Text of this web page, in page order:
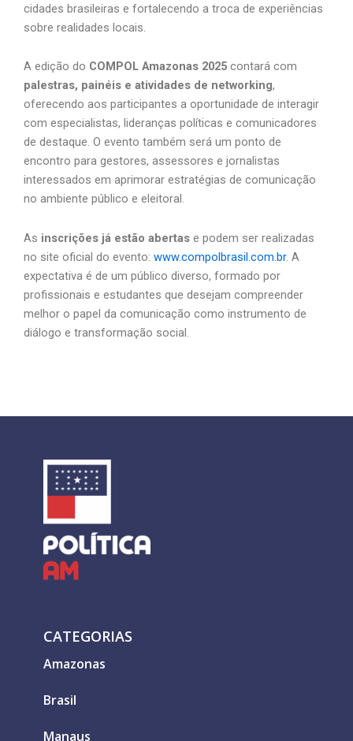
cidades brasileiras e fortalecendo a troca de experiências
sobre realidades locais.
A edição do COMPOL Amazonas 2025 contará com
palestras, painéis e atividades de networking,
oferecendo aos participantes a oportunidade de interagir
com especialistas, lideranças políticas e comunicadores
de destaque. O evento também será um ponto de
encontro para gestores, assessores e jornalistas
interessados em aprimorar estratégias de comunicação
no ambiente público e eleitoral.
As inscrições já estão abertas e podem ser realizadas
no site oficial do evento: www.compolbrasil.com.br. A
expectativa é de um público diverso, formado por
profissionais e estudantes que desejam compreender
melhor o papel da comunicação como instrumento de
diálogo e transformação social.
CATEGORIAS
Amazonas
Brasil
Manaus